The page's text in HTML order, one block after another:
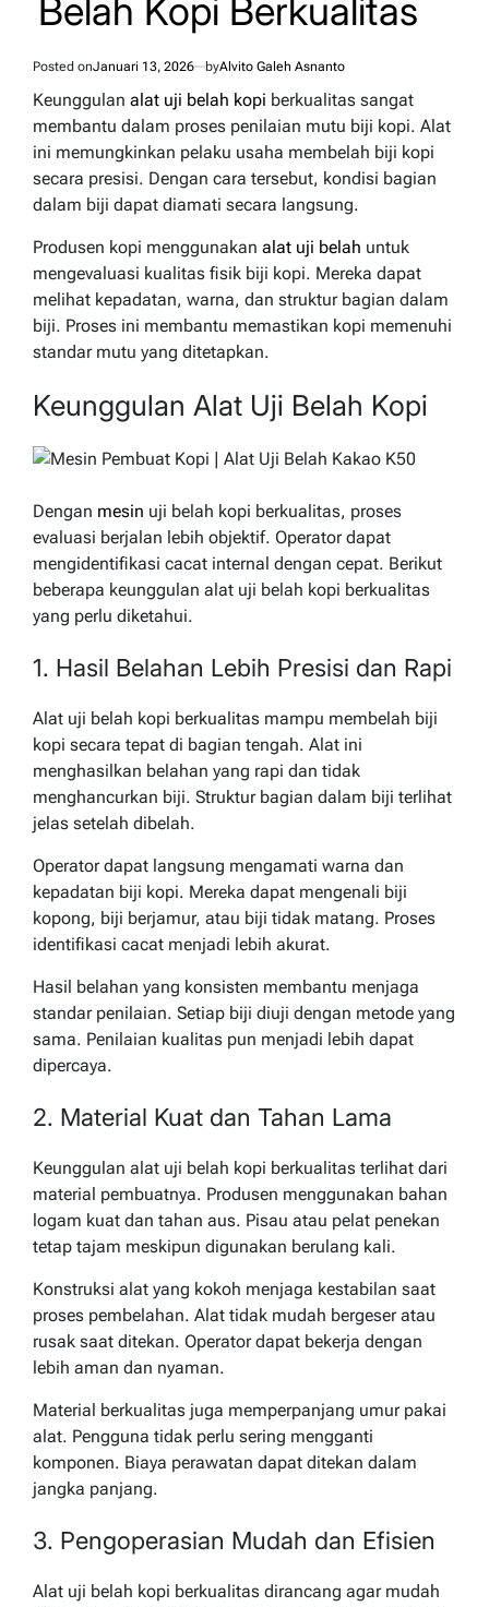
Belah Kopi Berkualitas
Posted onJanuari 13, 2026 byAlvito Galeh Asnanto
Keunggulan alat uji belah kopi berkualitas sangat
membantu dalam proses penilaian mutu biji kopi. Alat
ini memungkinkan pelaku usaha membelah biji kopi
secara presisi. Dengan cara tersebut, kondisi bagian
dalam biji dapat diamati secara langsung.
Produsen kopi menggunakan alat uji belah untuk
mengevaluasi kualitas fisik biji kopi. Mereka dapat
melihat kepadatan, warna, dan struktur bagian dalam
biji. Proses ini membantu memastikan kopi memenuhi
standar mutu yang ditetapkan.
Keunggulan Alat Uji Belah Kopi
Dengan mesin uji belah kopi berkualitas, proses
evaluasi berjalan lebih objektif. Operator dapat
mengidentifikasi cacat internal dengan cepat. Berikut
beberapa keunggulan alat uji belah kopi berkualitas
yang perlu diketahui.
1. Hasil Belahan Lebih Presisi dan Rapi
Alat uji belah kopi berkualitas mampu membelah biji
kopi secara tepat di bagian tengah. Alat ini
menghasilkan belahan yang rapi dan tidak
menghancurkan biji. Struktur bagian dalam biji terlihat
jelas setelah dibelah.
Operator dapat langsung mengamati warna dan
kepadatan biji kopi. Mereka dapat mengenali biji
kopong, biji berjamur, atau biji tidak matang. Proses
identifikasi cacat menjadi lebih akurat.
Hasil belahan yang konsisten membantu menjaga
standar penilaian. Setiap biji diuji dengan metode yang
sama. Penilaian kualitas pun menjadi lebih dapat
dipercaya.
2. Material Kuat dan Tahan Lama
Keunggulan alat uji belah kopi berkualitas terlihat dari
material pembuatnya. Produsen menggunakan bahan
logam kuat dan tahan aus. Pisau atau pelat penekan
tetap tajam meskipun digunakan berulang kali.
Konstruksi alat yang kokoh menjaga kestabilan saat
proses pembelahan. Alat tidak mudah bergeser atau
rusak saat ditekan. Operator dapat bekerja dengan
lebih aman dan nyaman.
Material berkualitas juga memperpanjang umur pakai
alat. Pengguna tidak perlu sering mengganti
komponen. Biaya perawatan dapat ditekan dalam
jangka panjang.
3. Pengoperasian Mudah dan Efisien
Alat uji belah kopi berkualitas dirancang agar mudah